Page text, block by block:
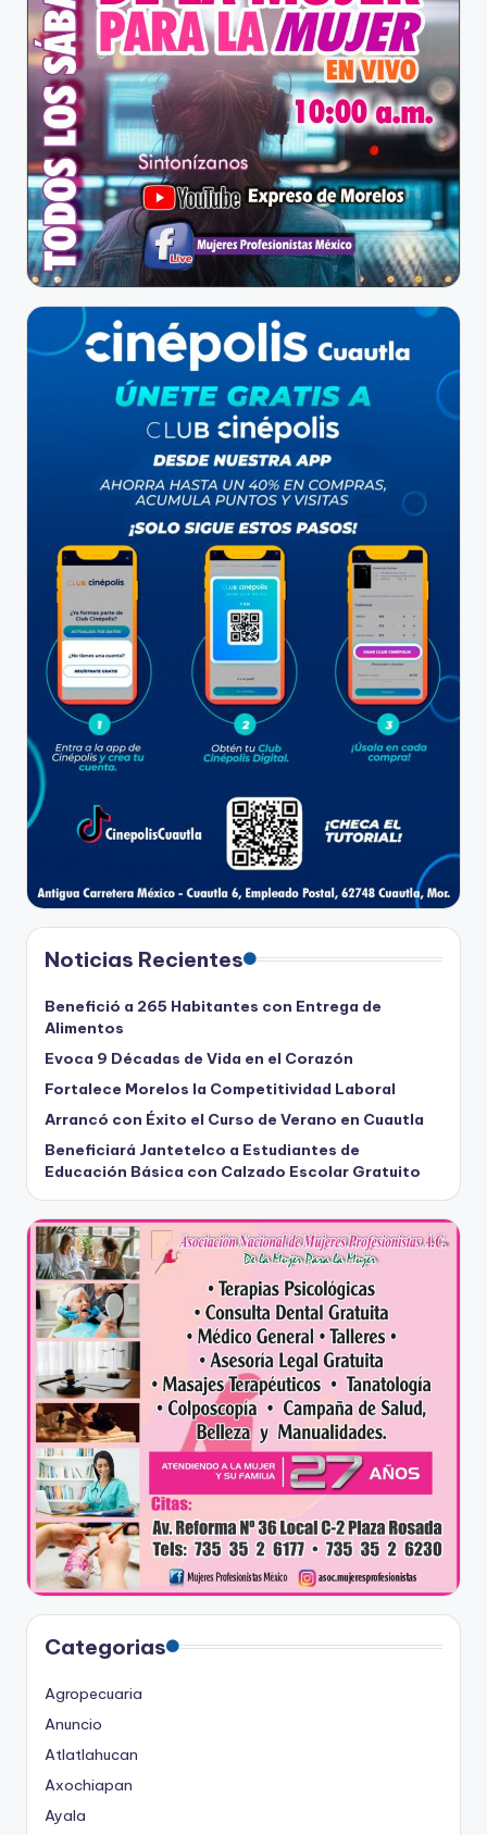
Noticias Recientes
Benefició a 265 Habitantes con Entrega de
Alimentos
Evoca 9 Décadas de Vida en el Corazón
Fortalece Morelos la Competitividad Laboral
Arrancó con Éxito el Curso de Verano en Cuautla
Beneficiará Jantetelco a Estudiantes de
Educación Básica con Calzado Escolar Gratuito
Categorias
Agropecuaria
Anuncio
Atlatlahucan
Axochiapan
Ayala